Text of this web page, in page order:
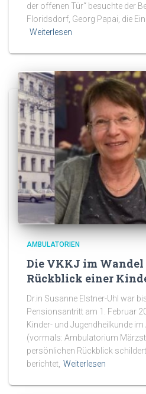
der offenen Tür“ besuchte der
Floridsdorf, Georg Papai, die
Weiterlesen
AMBULATORIEN
Die VKKJ im Wandel
Rückblick einer
Dr.in Susanne Elstner-Uhl war
Pensionsantritt am 1. Februar
Kinder- und Jugendheilkunde
(vormals: Ambulatorium
persönlichen Rückblick
berichtet, Weiterlesen